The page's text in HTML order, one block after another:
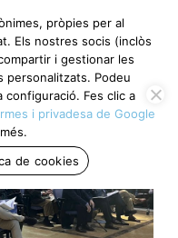
pròpies per al
Els nostres socis (inclòs
i gestionar les
personalitzats. Podeu
configuració. Fes clic a
i privadesa de Google
de cookies